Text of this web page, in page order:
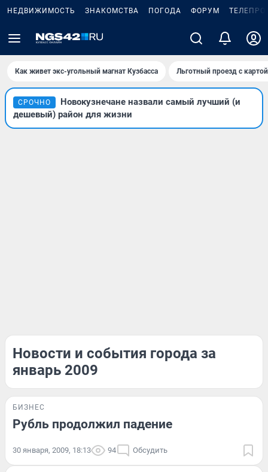
НЕДВИЖИМОСТЬ ЗНАКОМСТВА ПОГОДА ФОРУМ
Как живет экс-угольный магнат Кузбасса Льготный проезд с
СРОЧНО
Новокузнечане назвали самый лучший (и
дешевый) район для жизни
Новости и события города за
январь 2009
БИЗНЕС
Рубль продолжил падение
30 января, 2009, 18:13 94 Обсудить